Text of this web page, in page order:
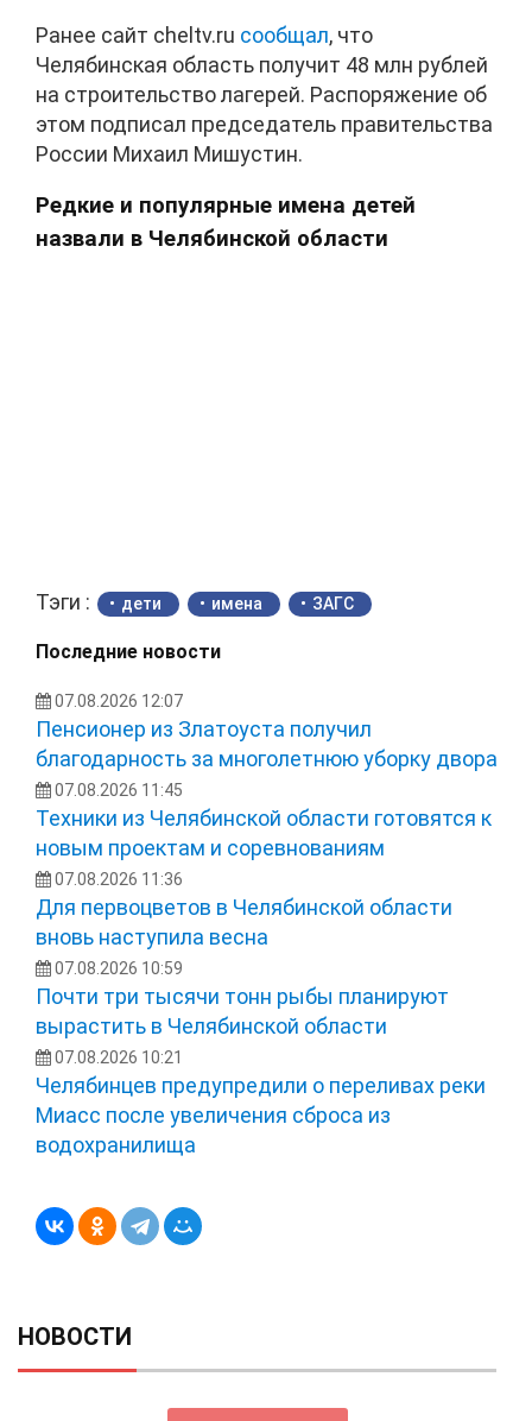
Ранее сайт cheltv.ru сообщал, что
Челябинская область получит 48 млн рублей
на строительство лагерей. Распоряжение об
этом подписал председатель правительства
России Михаил Мишустин.
Редкие и популярные имена детей
назвали в Челябинской области
Тэги : дети имена ЗАГС
Последние новости
07.08.2026 12:07
Пенсионер из Златоуста получил
благодарность за многолетнюю уборку двора
07.08.2026 11:45
Техники из Челябинской области готовятся к
новым проектам и соревнованиям
07.08.2026 11:36
Для первоцветов в Челябинской области
вновь наступила весна
07.08.2026 10:59
Почти три тысячи тонн рыбы планируют
вырастить в Челябинской области
07.08.2026 10:21
Челябинцев предупредили о переливах реки
Миасс после увеличения сброса из
водохранилища
НОВОСТИ